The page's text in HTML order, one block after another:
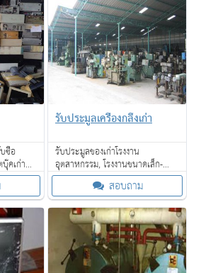
ซื้อ
คเก่าพูด
รงงาน
ราคาดี
รับประมูลเครื่องกลึงเก่า
รับประมูลของเก่าโรงงาน
อุตสาหกรรม, โรงงานขนาดเล็ก-
ขนาดใหญ่, โรงแรม, โรงงาน SME,
ร้านค้า รับซื้อเครื่องจักรเก่าขนาด
ใหญ่ให้ราคาดี
สอบถาม